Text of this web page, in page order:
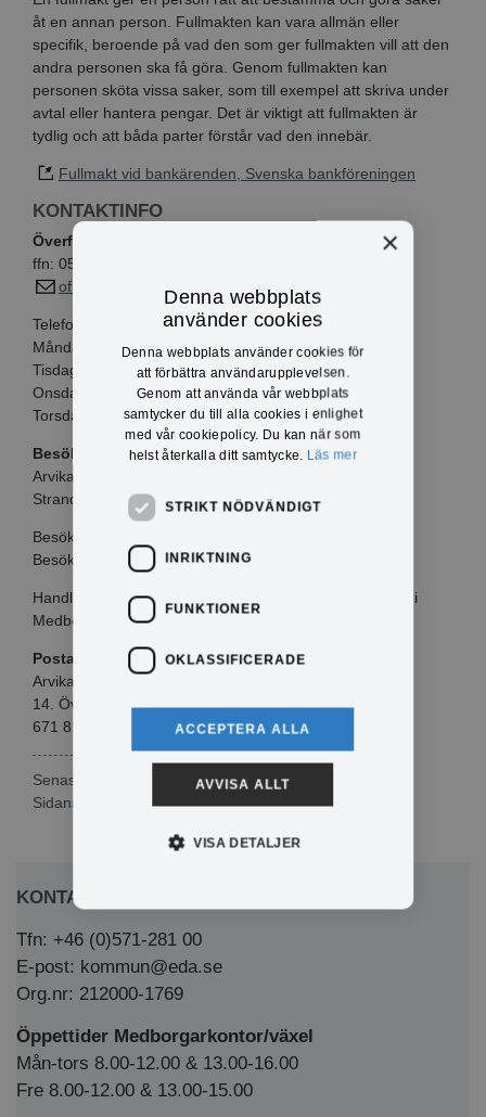
åt en annan person. Fullmakten kan vara allmän eller
specifik, beroende på vad den som ger fullmakten vill att den
andra personen ska få göra. Genom fullmakten kan
personen sköta vissa saker, som till exempel att skriva under
avtal eller hantera pengar. Det är viktigt att fullmakten är
tydlig och att båda parter förstår vad den innebär.
Fullmakt vid bankärenden, Svenska bankföreningen
KONTAKTINFO
Överförmyndarenheten
ffn: 0570-817 02
ofn@arvika.se
Telefontider:
Måndagar kl 10.00-12.00
Tisdagar kl 10.00-12.00
Onsdagar kl 13.00-15.00
Torsdagar kl 10.00-12.00
Besöksadress
Arvika Näringslivscentrum
Strandvägen 2, Arvika
Besök endast efter överenskommelse.
Besök bokas via e-post eller under telefontiden.
Handlingar och förfrågningar kan utöver detta tas emot i
Medborgarkontoret.
Postadress:
Arvika kommun
14. Överförmyndarenhet
671 81 Arvika
Senast publicerad: 2026-06-18
Sidansvarig:
Sara Olsson
KONTAKTA OSS
Tfn: +46 (0)571-281 00
E-post: kommun@eda.se
Org.nr: 212000-1769
Öppettider Medborgarkontor/växel
Mån-tors 8.00-12.00 & 13.00-16.00
Fre 8.00-12.00 & 13.00-15.00
×
Denna webbplats
använder cookies
Denna webbplats använder cookies för
att förbättra användarupplevelsen.
Genom att använda vår webbplats
samtycker du till alla cookies i enlighet
med vår cookiepolicy. Du kan när som
helst återkalla ditt samtycke. Läs mer
STRIKT NÖDVÄNDIGT
INRIKTNING
FUNKTIONER
OKLASSIFICERADE
ACCEPTERA ALLA
AVVISA ALLT
VISA DETALJER